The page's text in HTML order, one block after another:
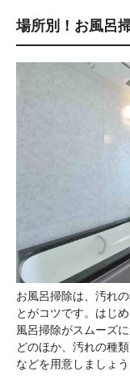
場所別！お風呂
お風呂掃除は、汚れ
とがコツです。はじ
風呂掃除がスムーズ
どのほか、汚れの種
などを用意しましょう